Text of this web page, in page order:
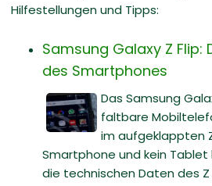
Hilfestellungen und Tipps:
Samsung Galaxy Z Flip:
des Smartphones
Das Samsung
faltbare
im aufgeklappten
Smartphone und kein Tablet
die technischen Daten des Z